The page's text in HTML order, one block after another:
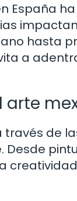
España
hasta
a
arte
de
Desde